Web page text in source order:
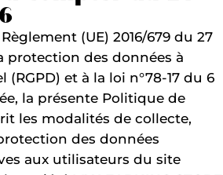
(UE) 2016/679 du 27
protection des données à
(RGPD) et à la loi n°78-17 du 6
la présente Politique de
les modalités de collecte,
des données
aux utilisateurs du site